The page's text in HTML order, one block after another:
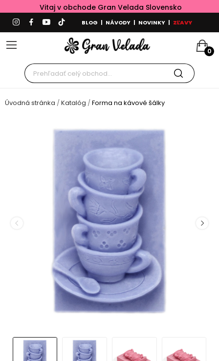
Vitaj v obchode Gran Velada Slovensko
BLOG | NÁVODY | NOVINKY | ZĽAVY
0
Úvodná stránka Katalóg Forma na kávové šálky